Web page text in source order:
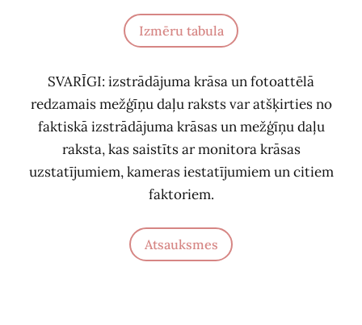
Izmēru tabula
SVARĪGI: izstrādājuma krāsa un fotoattēlā
redzamais mežģīņu daļu raksts var atšķirties no
faktiskā izstrādājuma krāsas un mežģīņu daļu
raksta, kas saistīts ar monitora krāsas
uzstatījumiem, kameras iestatījumiem un citiem
faktoriem.
Atsauksmes